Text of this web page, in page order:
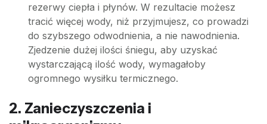
rezerwy ciepła i płynów. W rezultacie możesz
tracić więcej wody, niż przyjmujesz, co prowadzi
do szybszego odwodnienia, a nie nawodnienia.
Zjedzenie dużej ilości śniegu, aby uzyskać
wystarczającą ilość wody, wymagałoby
ogromnego wysiłku termicznego.
2. Zanieczyszczenia i